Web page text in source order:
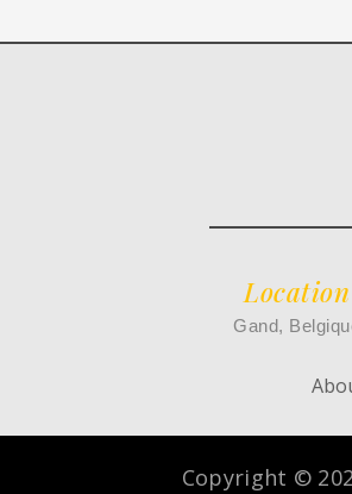
Location
Gand,
Copyright ©